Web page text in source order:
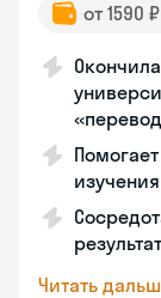
от 1590
Читать